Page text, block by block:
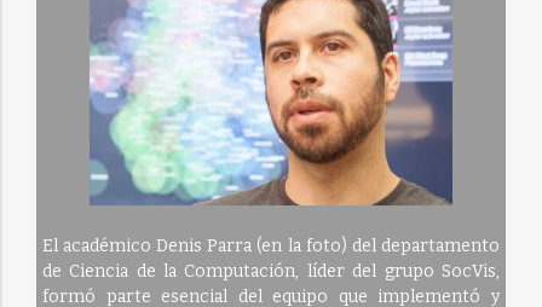
El académico Denis Parra (en la foto) del departamento
de Ciencia de la Computación, líder del grupo SocVis,
formó parte esencial del equipo que implementó y